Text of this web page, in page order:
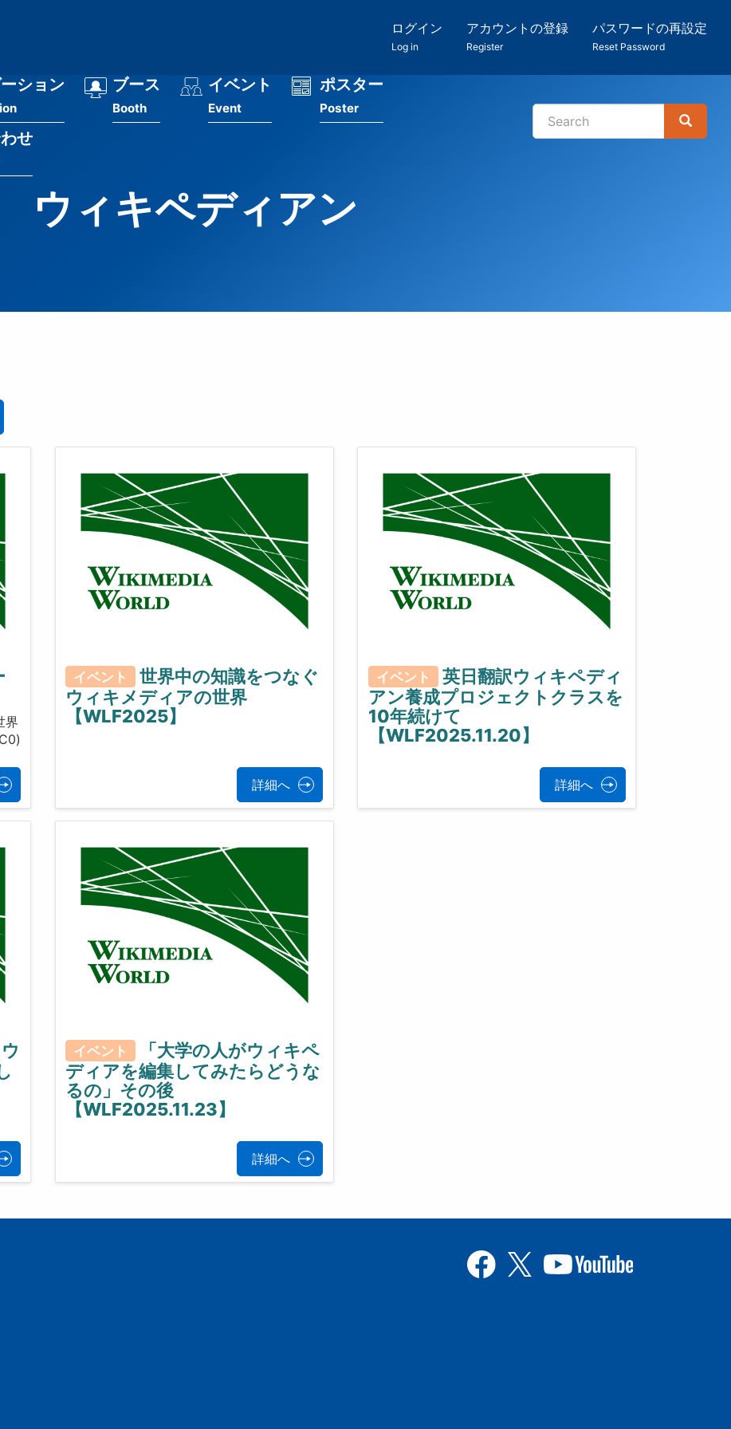
ログイン
Log in
アカウントの登録
Register
パスワードの再設定
Reset Password
ション ブース
Booth
イベント
Event
ポスター
Poster
せ
検
Search
Search
ウィキペディアン
界
イベント
世界中の知識をつなぐ
ウィキメディアの世界
【WLF2025】
詳細へ
イベント
英日翻訳ウィキペディ
アン養成プロジェクトクラスを
10年続けて
【WLF2025.11.20】
詳細へ
イベント
「大学の人がウィキペ
ディアを編集してみたらどうな
るの」その後
【WLF2025.11.23】
詳細へ